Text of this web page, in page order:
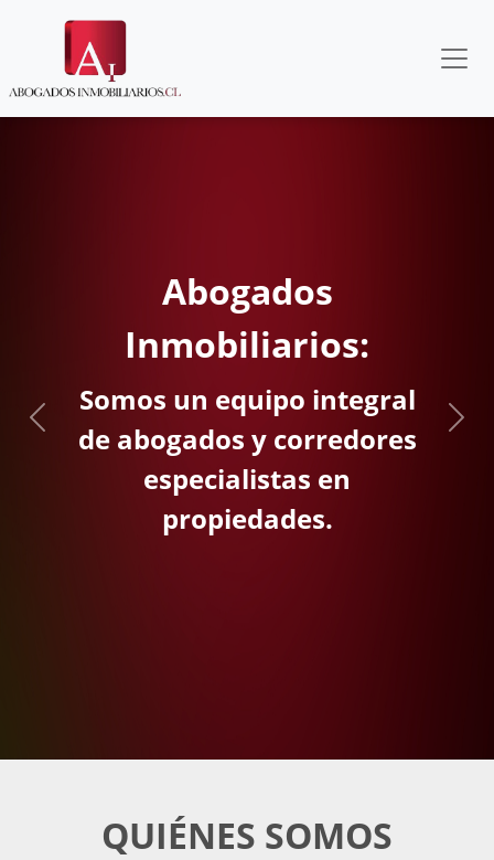
Abogados
un equipo integral
y corredores
especialistas en
propiedades.
Previous Next
QUIÉNES SOMOS